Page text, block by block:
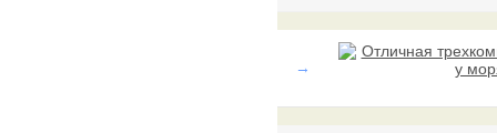
→